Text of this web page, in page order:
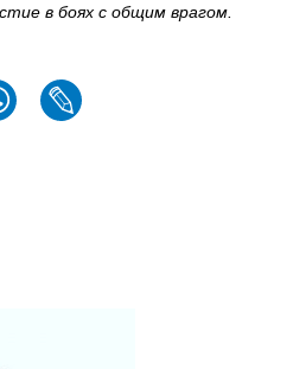
в боях с общим врагом.